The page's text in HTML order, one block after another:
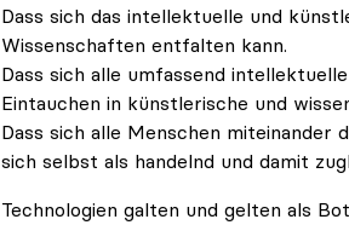
Dass sich das intellektuelle und
Wissenschaften entfalten kann.
Dass sich alle umfassend
Eintauchen in künstlerische und
Dass sich alle Menschen miteinander
sich selbst als handelnd und damit
Technologien galten und gelten als